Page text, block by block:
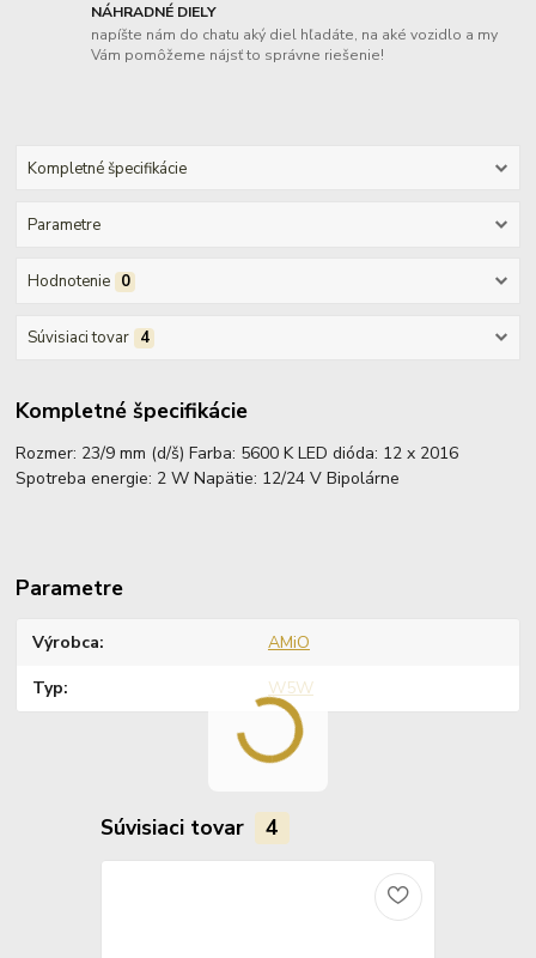
NÁHRADNÉ DIELY
napíšte nám do chatu aký diel hľadáte, na aké vozidlo a my
Vám pomôžeme nájsť to správne riešenie!
Kompletné špecifikácie
Parametre
Hodnotenie 0
Súvisiaci tovar 4
Kompletné špecifikácie
Rozmer: 23/9 mm (d/š) Farba: 5600 K LED dióda: 12 x 2016
Spotreba energie: 2 W Napätie: 12/24 V Bipolárne
Parametre
Výrobca AMiO
Typ W5W
Súvisiaci tovar 4